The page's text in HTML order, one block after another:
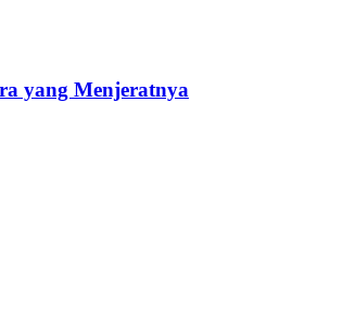
yang Menjeratnya